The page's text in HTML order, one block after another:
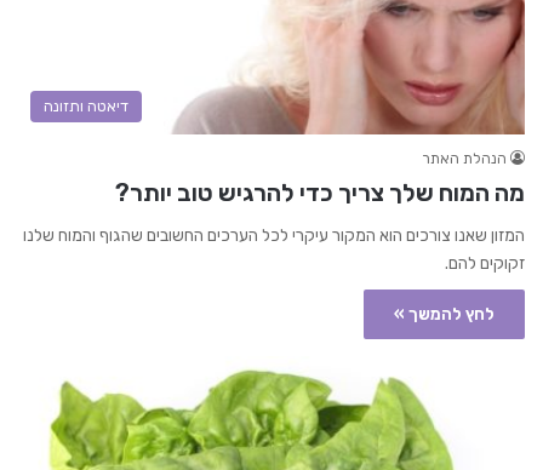
דיאטה ותזונה
הנהלת האתר
מה המוח שלך צריך כדי להרגיש טוב יותר?
המזון שאנו צורכים הוא המקור עיקרי לכל הערכים החשובים שהגוף והמוח שלנו
זקוקים להם.
לחץ להמשך »